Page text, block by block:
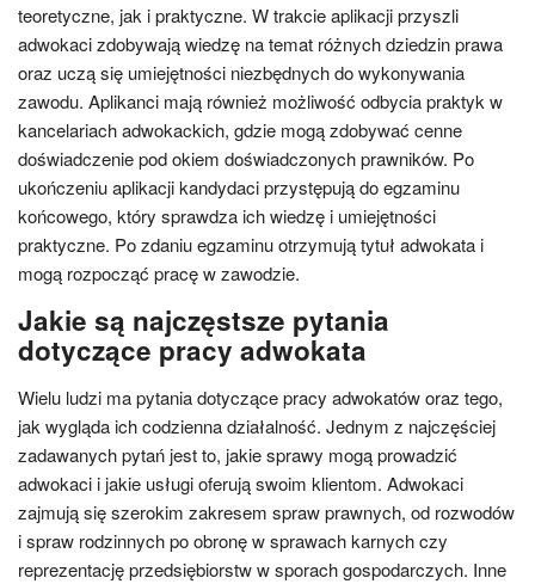
teoretyczne, jak i praktyczne. W trakcie aplikacji przyszli
adwokaci zdobywają wiedzę na temat różnych dziedzin prawa
oraz uczą się umiejętności niezbędnych do wykonywania
zawodu. Aplikanci mają również możliwość odbycia praktyk w
kancelariach adwokackich, gdzie mogą zdobywać cenne
doświadczenie pod okiem doświadczonych prawników. Po
ukończeniu aplikacji kandydaci przystępują do egzaminu
końcowego, który sprawdza ich wiedzę i umiejętności
praktyczne. Po zdaniu egzaminu otrzymują tytuł adwokata i
mogą rozpocząć pracę w zawodzie.
Jakie są najczęstsze pytania
dotyczące pracy adwokata
Wielu ludzi ma pytania dotyczące pracy adwokatów oraz tego,
jak wygląda ich codzienna działalność. Jednym z najczęściej
zadawanych pytań jest to, jakie sprawy mogą prowadzić
adwokaci i jakie usługi oferują swoim klientom. Adwokaci
zajmują się szerokim zakresem spraw prawnych, od rozwodów
i spraw rodzinnych po obronę w sprawach karnych czy
reprezentację przedsiębiorstw w sporach gospodarczych. Inne